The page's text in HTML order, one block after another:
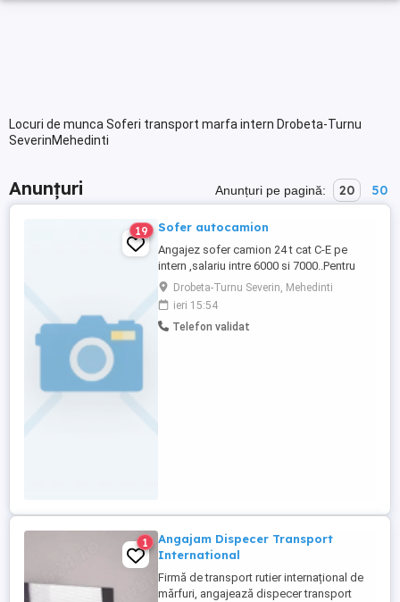
Locuri de munca Soferi transport marfa intern Drobeta-Turnu
SeverinMehedinti
Anunțuri Anunțuri pe pagină: 20 50
19 Sofer autocamion
Angajez sofer camion 24 t cat C-E pe
intern ,salariu intre 6000 si 7000..Pentru
mai multe detalii sunati la telefon.
Drobeta-Turnu Severin, Mehedinti
ieri 15:54
Telefon validat
1
Angajam Dispecer Transport
International
Firmă de transport rutier internațional de
mărfuri, angajează dispecer transport